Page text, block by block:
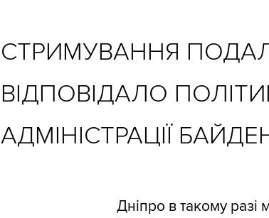
СТРИМУВАННЯ
ВІДПОВІДАЛО
АДМІНІСТРАЦІЇ
Дніпро в такому разі